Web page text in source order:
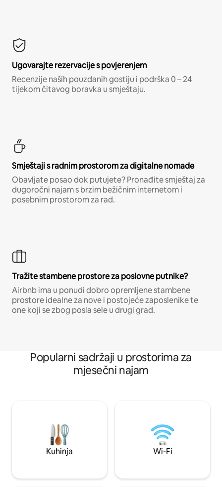
Ugovarajte rezervacije s povjerenjem
Recenzije naših pouzdanih gostiju i podrška 0 – 24
tijekom čitavog boravka u smještaju.
Smještaji s radnim prostorom za digitalne nomade
Obavljate posao dok putujete? Pronađite smještaj za
dugoročni najam s brzim bežičnim internetom i
posebnim prostorom za rad.
Tražite stambene prostore za poslovne putnike?
Airbnb ima u ponudi dobro opremljene stambene
prostore idealne za nove i postojeće zaposlenike te
one koji se zbog posla sele u drugi grad.
Popularni sadržaji u prostorima za
mjesečni najam
Kuhinja Wi-Fi